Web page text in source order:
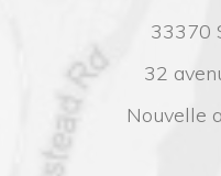
33370
32
Nouvelle